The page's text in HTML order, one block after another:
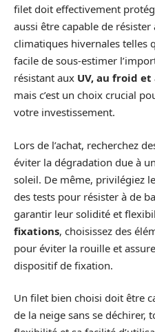
filet doit effectivement
aussi être capable de
climatiques hivernales telles
facile de sous-estimer
résistant aux UV, au froid
mais c’est un choix crucial
votre investissement.
Lors de l’achat, recherchez
éviter la dégradation due à
soleil. De même, privilégiez
des tests pour résister à de
garantir leur solidité et
fixations, choisissez des
pour éviter la rouille et
dispositif de fixation.
Un filet bien choisi doit être
de la neige sans se déchirer,